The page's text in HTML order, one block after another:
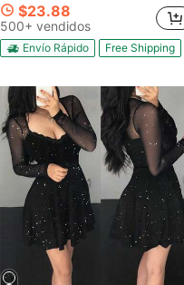
$23.88
500+ vendidos
Envío Rápido Free Shipping